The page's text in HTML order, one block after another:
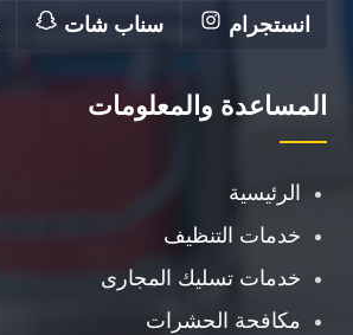
انستجرام سناب شات
المساعدة والمعلومات
الرئيسية
خدمات التنظيف
خدمات تسليك المجارى
مكافحة الحشرات